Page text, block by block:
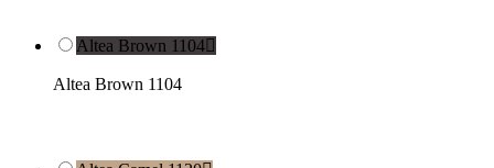
Altea Brown 1104
Altea Brown 1104